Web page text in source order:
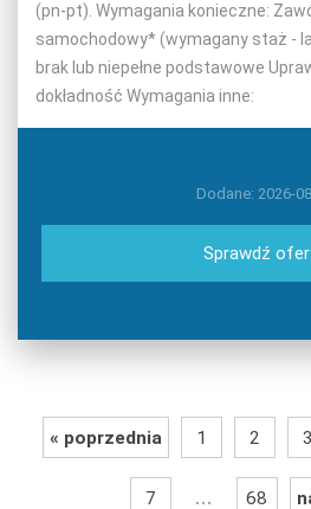
(pn-pt). Wymagania konieczne:
samochodowy* (wymagany staż -
brak lub niepełne podstawowe
dokładność Wymagania inne:
Dodane: 2026-
Sprawdź
« poprzednia 1 2 3
7 ... 68